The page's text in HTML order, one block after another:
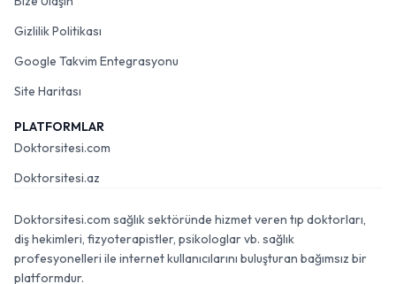
Gizlilik Politikası
Google Takvim Entegrasyonu
Site Haritası
PLATFORMLAR
Doktorsitesi.com
Doktorsitesi.az
Doktorsitesi.com sağlık sektöründe hizmet veren tıp doktorları,
diş hekimleri, fizyoterapistler, psikologlar vb. sağlık
profesyonelleri ile internet kullanıcılarını buluşturan bağımsız bir
platformdur.